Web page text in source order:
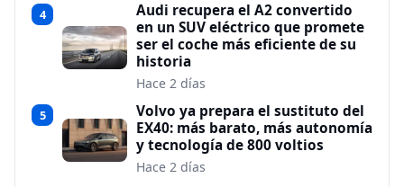
4
Audi recupera el A2 convertido
en un SUV eléctrico que promete
ser el coche más eficiente de su
historia
Hace 2 días
5
Volvo ya prepara el sustituto del
EX40: más barato, más autonomía
y tecnología de 800 voltios
Hace 2 días